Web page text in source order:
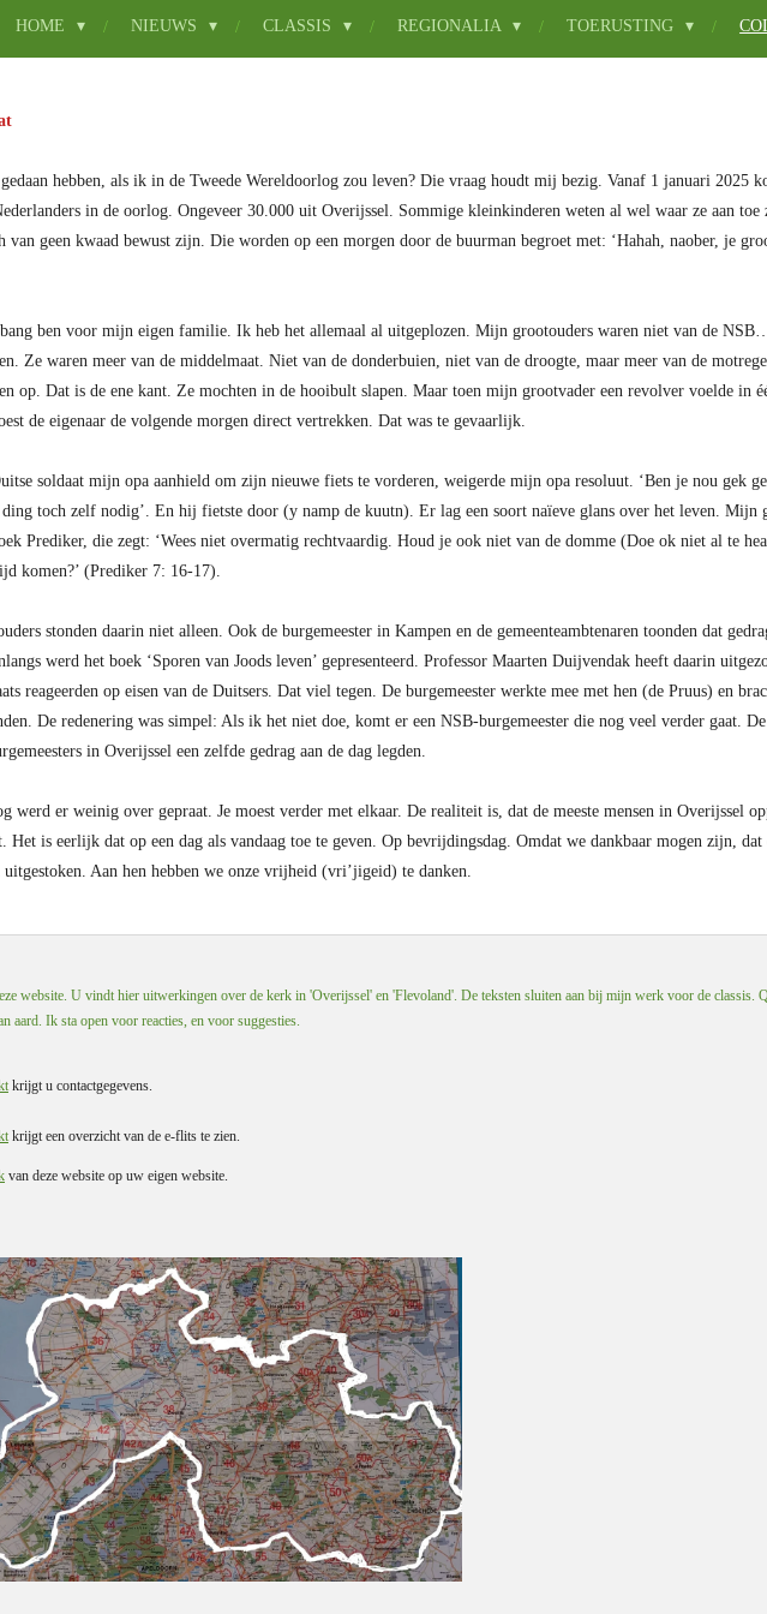
HOME NIEUWS CLASSIS REGIONALIA TOERUSTING
hebben, als ik in de Tweede Wereldoorlog zou leven? Die vraag houdt mij bezig. Vanaf 1 januari 2025
in de oorlog. Ongeveer 30.000 uit Overijssel. Sommige kleinkinderen weten al wel waar ze aan
van geen kwaad bewust zijn. Die worden op een morgen door de buurman begroet met: ‘Hahah, naober, je
ben voor mijn eigen familie. Ik heb het allemaal al uitgeplozen. Mijn grootouders waren niet van de
Ze waren meer van de middelmaat. Niet van de donderbuien, niet van de droogte, maar meer van de
op. Dat is de ene kant. Ze mochten in de hooibult slapen. Maar toen mijn grootvader een revolver voelde in
de eigenaar de volgende morgen direct vertrekken. Dat was te gevaarlijk.
soldaat mijn opa aanhield om zijn nieuwe fiets te vorderen, weigerde mijn opa resoluut. ‘Ben je nou gek
ding toch zelf nodig’. En hij fietste door (y namp de kuutn). Er lag een soort naïeve glans over het leven. Mijn
Prediker, die zegt: ‘Wees niet overmatig rechtvaardig. Houd je ook niet van de domme (Doe ok niet al te
komen?’ (Prediker 7: 16-17).
stonden daarin niet alleen. Ook de burgemeester in Kampen en de gemeenteambtenaren toonden dat
werd het boek ‘Sporen van Joods leven’ gepresenteerd. Professor Maarten Duijvendak heeft daarin
reageerden op eisen van de Duitsers. Dat viel tegen. De burgemeester werkte mee met hen (de Pruus) en
De redenering was simpel: Als ik het niet doe, komt er een NSB-burgemeester die nog veel verder gaat.
in Overijssel een zelfde gedrag aan de dag legden.
werd er weinig over gepraat. Je moest verder met elkaar. De realiteit is, dat de meeste mensen in Overijssel
Het is eerlijk dat op een dag als vandaag toe te geven. Op bevrijdingsdag. Omdat we dankbaar mogen zijn,
uitgestoken. Aan hen hebben we onze vrijheid (vri’jigeid) te danken.
website. U vindt hier uitwerkingen over de kerk in 'Overijssel' en 'Flevoland'. De teksten sluiten aan bij mijn werk voor de classis.
aard. Ik sta open voor reacties, en voor suggesties.
krijgt u contactgegevens.
krijgt een overzicht van de e-flits te zien.
van deze website op uw eigen website.